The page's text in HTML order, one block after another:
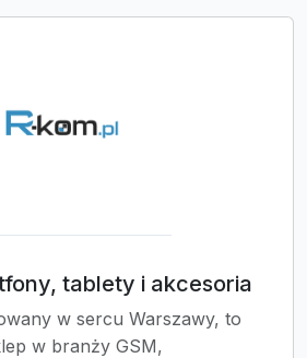
tablety i akcesoria
w sercu Warszawy, to
w branży GSM,